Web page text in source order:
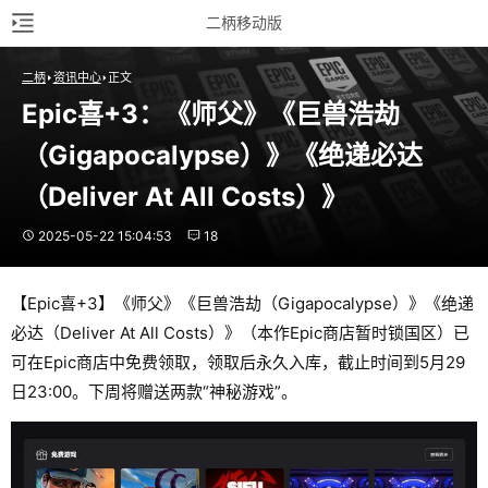
二柄移动版
二柄 资讯中心 正文
Epic喜+3：《师父》《巨兽浩劫
（Gigapocalypse）》《绝递必达
（Deliver At All Costs）》
2025-05-22 15:04:53 18
【Epic喜+3】《师父》《巨兽浩劫（Gigapocalypse）》《绝递
必达（Deliver At All Costs）》（本作Epic商店暂时锁国区）已
可在Epic商店中免费领取，领取后永久入库，截止时间到5月29
日23:00。下周将赠送两款“神秘游戏”。